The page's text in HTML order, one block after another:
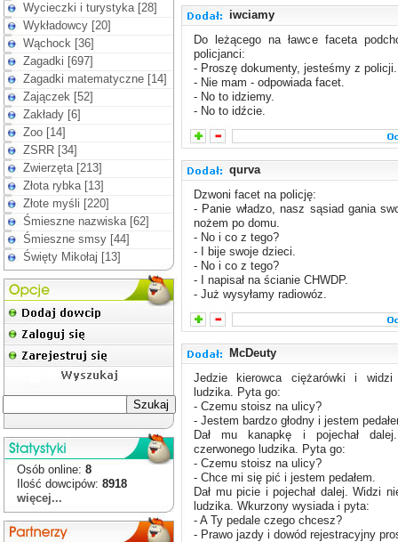
Wycieczki i turystyka [28]
Wykładowcy [20]
Wąchock [36]
Zagadki [697]
Zagadki matematyczne [14]
Zajączek [52]
Zakłady [6]
Zoo [14]
ZSRR [34]
Zwierzęta [213]
Złota rybka [13]
Złote myśli [220]
Śmieszne nazwiska [62]
Śmieszne smsy [44]
Święty Mikołaj [13]
Osób online: 8
Ilość dowcipów: 8918
więcej...
iwciamy
Do leżącego na ławce faceta
policjanci:
- Proszę dokumenty, jesteśmy z policji.
- Nie mam - odpowiada facet.
- No to idziemy.
- No to idźcie.
qurva
Dzwoni facet na policję:
- Panie władzo, nasz sąsiad gania
nożem po domu.
- No i co z tego?
- I bije swoje dzieci.
- No i co z tego?
- I napisał na ścianie CHWDP.
- Już wysyłamy radiowóz.
McDeuty
Jedzie kierowca ciężarówki i widzi
ludzika. Pyta go:
- Czemu stoisz na ulicy?
- Jestem bardzo głodny i jestem
Dał mu kanapkę i pojechał
czerwonego ludzika. Pyta go:
- Czemu stoisz na ulicy?
- Chce mi się pić i jestem pedałem.
Dał mu picie i pojechał dalej. Widzi
ludzika. Wkurzony wysiada i pyta:
- A Ty pedale czego chcesz?
- Prawo jazdy i dowód rejestracyjny